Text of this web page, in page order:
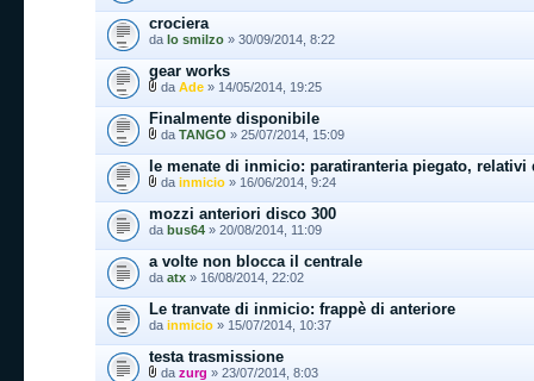
crociera
da lo smilzo » 30/09/2014, 8:22
gear works
da Ade » 14/05/2014, 19:25
Finalmente disponibile
da TANGO » 25/07/2014, 15:09
le menate di inmicio: paratiranteria piegato, relativi
da inmicio » 16/06/2014, 9:24
mozzi anteriori disco 300
da bus64 » 20/08/2014, 11:09
a volte non blocca il centrale
da atx » 16/08/2014, 22:02
Le tranvate di inmicio: frappè di anteriore
da inmicio » 15/07/2014, 10:37
testa trasmissione
da zurg » 23/07/2014, 8:03